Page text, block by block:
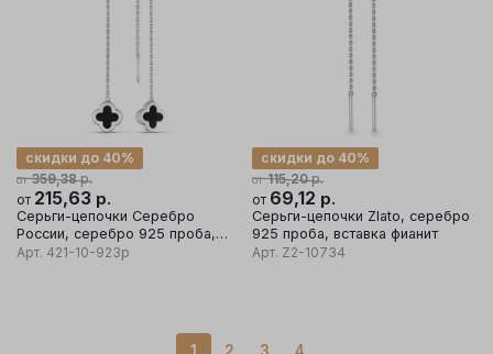
от 359,38р.
скидки до 40%
от 215,63 р.
Серьги-цепочки Серебро
России, серебро 925 проба,
вставка оникс
Арт. 421-10-923р
от 115,20р.
скидки до 40%
от 69,12 р.
Серьги-цепочки Zlato, серебро
925 проба, вставка фианит
Арт. Z2-10734